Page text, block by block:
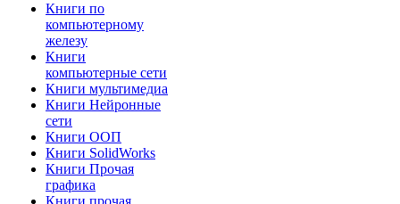
Книги по
компьютерному
железу
Книги
компьютерные сети
Книги мультимедиа
Книги Нейронные
сети
Книги ООП
Книги SolidWorks
Книги Прочая
графика
Книги прочая